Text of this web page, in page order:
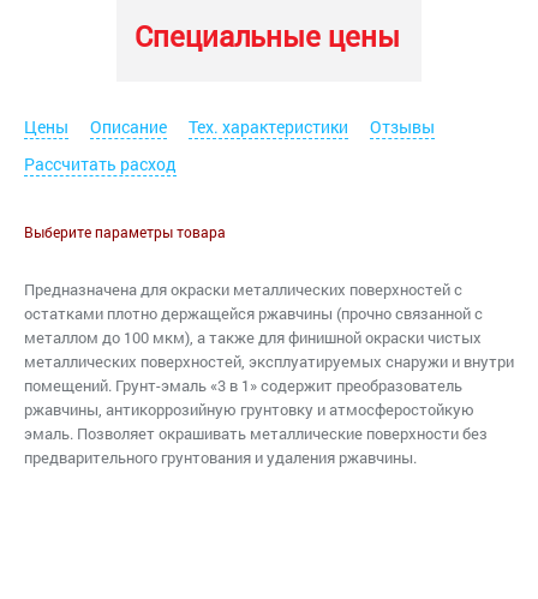
Специальные цены
Цены Описание Тех. характеристики
Отзывы
Рассчитать расход
Выберите параметры товара
Предназначена для окраски металлических поверхностей с
остатками плотно держащейся ржавчины (прочно связанной с
металлом до 100 мкм), а также для финишной окраски чистых
металлических поверхностей, эксплуатируемых снаружи и внутри
помещений. Грунт-эмаль «3 в 1» содержит преобразователь
ржавчины, антикоррозийную грунтовку и атмосферостойкую
эмаль. Позволяет окрашивать металлические поверхности без
предварительного грунтования и удаления ржавчины.